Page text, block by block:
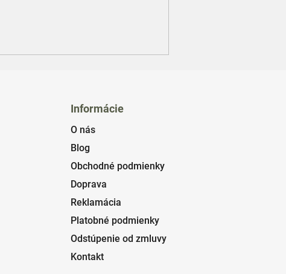
Informácie
O nás
Blog
Obchodné podmienky
Doprava
Reklamácia
Platobné podmienky
Odstúpenie od zmluvy
Kontakt